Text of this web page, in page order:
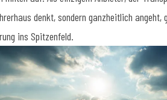
denkt, sondern ganzheitlich angeht,
ins Spitzenfeld.